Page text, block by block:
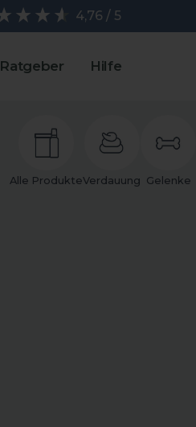
4,76 / 5
Ratgeber Hilfe
Alle ProdukteVerdauung Gelenke